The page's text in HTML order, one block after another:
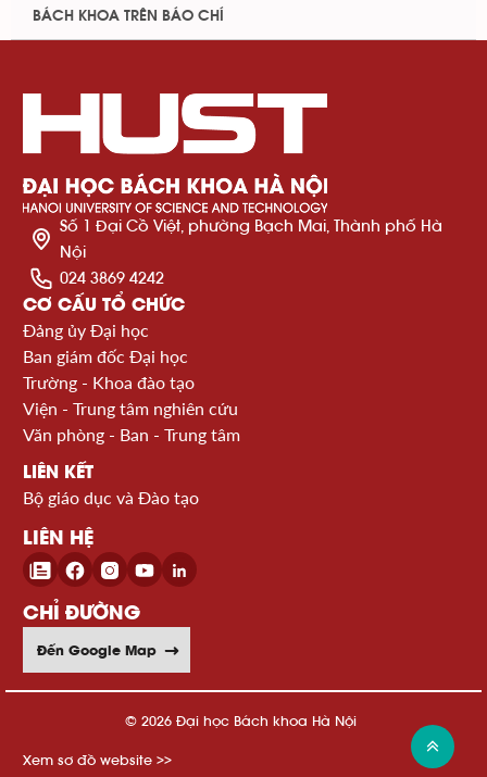
BÁCH KHOA TRÊN BÁO CHÍ
Số 1 Đại Cồ Việt, phường Bạch Mai, Thành phố Hà
Nội
024 3869 4242
CƠ CẤU TỔ CHỨC
Đảng ủy Đại học
Ban giám đốc Đại học
Trường - Khoa đào tạo
Viện - Trung tâm nghiên cứu
Văn phòng - Ban - Trung tâm
LIÊN KẾT
Bộ giáo dục và Đào tạo
LIÊN HỆ
CHỈ ĐƯỜNG
Đến Google Map
© 2026 Đại học Bách khoa Hà Nội
Xem sơ đồ website >>